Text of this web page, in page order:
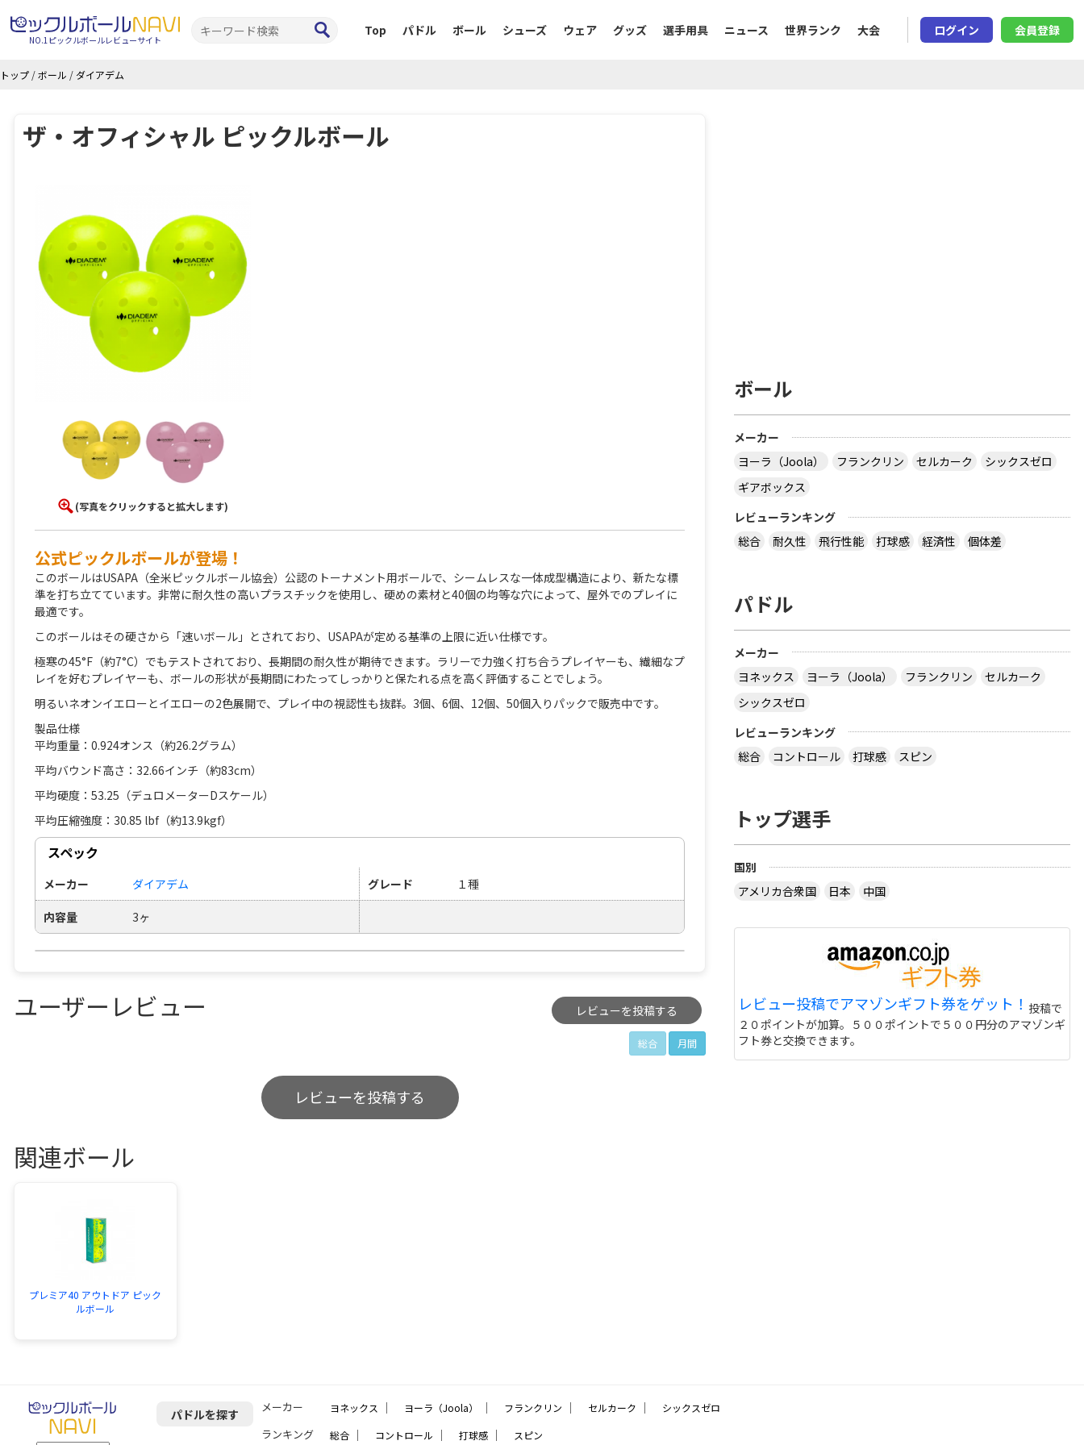
NO.1ピックルボールレビューサイト
Top パドル ボール シューズ ウェア グッズ 選手用具 ニュース 世界ランク 大会 ログイン 会員登録
トップ /ボール / ダイアデム
ザ・オフィシャル ピックルボール
(写真をクリックすると拡大します)
公式ピックルボールが登場！
このボールはUSAPA（全米ピックルボール協会）公認のトーナメント用ボールで、シームレスな一体成型構造により、新たな標
準を打ち立てています。非常に耐久性の高いプラスチックを使用し、硬めの素材と40個の均等な穴によって、屋外でのプレイに
最適です。
このボールはその硬さから「速いボール」とされており、USAPAが定める基準の上限に近い仕様です。
極寒の45°F（約7°C）でもテストされており、長期間の耐久性が期待できます。ラリーで力強く打ち合うプレイヤーも、繊細なプ
レイを好むプレイヤーも、ボールの形状が長期間にわたってしっかりと保たれる点を高く評価することでしょう。
明るいネオンイエローとイエローの2色展開で、プレイ中の視認性も抜群。3個、6個、12個、50個入りパックで販売中です。
製品仕様
平均重量：0.924オンス（約26.2グラム）
平均バウンド高さ：32.66インチ（約83cm）
平均硬度：53.25（デュロメーターDスケール）
平均圧縮強度：30.85 lbf（約13.9kgf）
スペック
メーカー ダイアデム グレード １種
内容量 3ヶ
ユーザーレビュー レビューを投稿する
総合 月間
レビューを投稿する
関連ボール
プレミア40 アウトドア ピック
ルボール
ボール
メーカー
ヨーラ（Joola）
フランクリン セルカーク
シックスゼロ
ギアボックス
レビューランキング
総合
耐久性 飛行性能 打球感 経済性 個体差
パドル
メーカー
ヨネックス
ヨーラ（Joola） フランクリン
セルカーク
シックスゼロ
レビューランキング
総合
コントロール 打球感 スピン
トップ選手
国別
アメリカ合衆国
日本 中国
レビュー投稿でアマゾンギフト券をゲット！ 投稿で
２０ポイントが加算。５００ポイントで５００円分のアマゾンギ
フト券と交換できます。
パドルを探す メーカー ヨネックス ｜ ヨーラ（Joola） ｜ フランクリン ｜ セルカーク ｜ シックスゼロ
ランキング 総合 ｜ コントロール ｜ 打球感 ｜ スピン